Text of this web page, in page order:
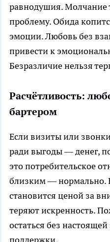
равнодушия. Молчание
проблему. Обида
эмоции. Любовь без
привести к
Безразличие нельзя
Расчётливость:
бартером
Если визиты или
ради выгоды — денег,
это потребительское
близким — нормально.
становится ценой за
теряют искренность.
остаться без
поддержки.